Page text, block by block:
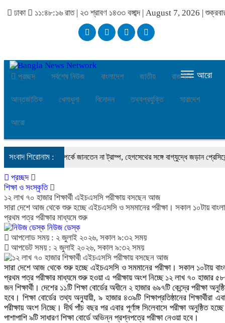
ঢাকা ১১:৪৮:১৭ রাত| ২৩ শ্রাবণ ১৪৩৩ বঙ্গাব্দ | August 7, 2026 |
প্রচ্ছদ সর্বশেষ নিউজ বাংলাদেশ জাতীয় রাজনীতি
আন্তর্জাতিক খেলাধুলা বিনোদন তথ্যপ্রযুক্তি সারাদেশ
আরো
আরো
সংবাদ শিরোনাম :
অস্ত্র-সংকট সম্পর্কে জানতেন না ট্রাম্প, হেগসেথের সঙ্গে বাগ্‌যুদ্ধে জড়ান প্রেসিডেন্ট
প্রচ্ছদ
শিক্ষা ও সংস্কৃতি
১২ লাখ ৭০ হাজার শিক্ষার্থী এইচএসসি পরীক্ষায় বসছেন আজ
সারা দেশে আজ থেকে শুরু হচ্ছে এইচএসসি ও সমমানের পরীক্ষা। সকাল ১০টায় বাংলা
প্রথম পত্র পরীক্ষার মাধ্যমে শুরু
নিউজ ডেস্ক
আপলোড সময় : ২ জুলাই ২০২৬, সকাল ৯:৩২ সময়
আপডেট সময় : ২ জুলাই ২০২৬, সকাল ৯:৩২ সময়
সারা দেশে আজ থেকে শুরু হচ্ছে এইচএসসি ও সমমানের পরীক্ষা। সকাল ১০টায়
প্রথম পত্র পরীক্ষার মাধ্যমে শুরু হওয়া এ পরীক্ষায় অংশ নিচ্ছে ১২ লাখ ৭০ হাজার
জন শিক্ষার্থী। দেশের ১১টি শিক্ষা বোর্ডের অধীনে ২ হাজার ৬৯৭টি কেন্দ্রে পরীক্ষা
হবে। শিক্ষা বোর্ডের তথ্য অনুযায়ী, ৯ হাজার ৪৩৯টি শিক্ষাপ্রতিষ্ঠানের শিক্ষার্থীরা
পরীক্ষায় অংশ নিচ্ছে। দীর্ঘ পাঁচ বছর পর এবার পূর্ণাঙ্গ সিলেবাসে পরীক্ষা অনুষ্ঠিত
পাশাপাশি ৯টি সাধারণ শিক্ষা বোর্ডে অভিন্ন প্রশ্নপত্রে পরীক্ষা নেওয়া হবে।